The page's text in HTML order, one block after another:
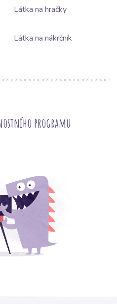
Látka na hračky
Látka na nákrčník
programu